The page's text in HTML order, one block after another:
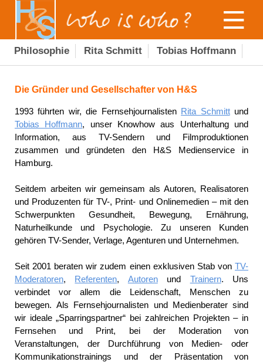
Philosophie Rita Schmitt Tobias Hoffmann
Die Gründer und Gesellschafter von H&S
1993 führten wir, die Fernsehjournalisten Rita Schmittund
Tobias Hoffmann, unser Knowhow aus Unterhaltung und
Information, aus TV-Sendern und Filmproduktionen
zusammen und gründeten den H&S Medienservice in
Hamburg.
Seitdem arbeiten wir gemeinsam als Autoren, Realisatoren
und Produzenten für TV-, Print- und Onlinemedien – mit den
Schwerpunkten Gesundheit, Bewegung, Ernährung,
Naturheilkunde und Psychologie. Zu unseren Kunden
gehören TV-Sender, Verlage, Agenturen und Unternehmen.
Seit 2001 beraten wir zudem einen exklusiven Stab von TV-
Moderatoren, Referenten, Autorenund Trainern. Uns
verbindet vor allem die Leidenschaft, Menschen zu
bewegen. Als Fernsehjournalisten und Medienberater sind
wir ideale „Sparringspartner“ bei zahlreichen Projekten – in
Fernsehen und Print, bei der Moderation von
Veranstaltungen, der Durchführung von Medien- oder
Kommunikationstrainings und der Präsentation von